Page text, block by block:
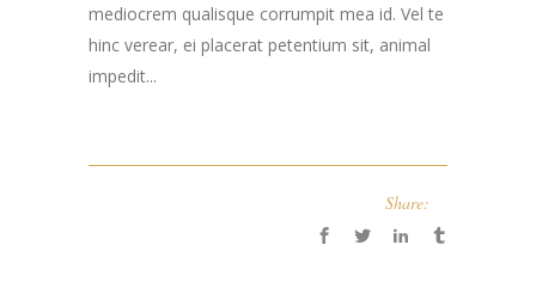
mediocrem qualisque corrumpit mea id. Vel te
hinc verear, ei placerat petentium sit, animal
impedit...
Share: